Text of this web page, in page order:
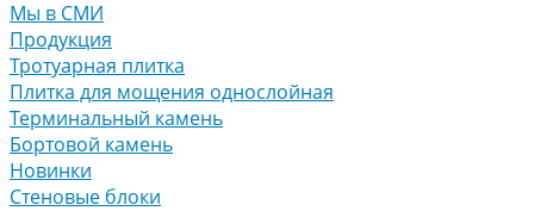
Мы в СМИ
Продукция
Тротуарная плитка
Плитка для мощения однослойная
Терминальный камень
Бортовой камень
Новинки
Стеновые блоки